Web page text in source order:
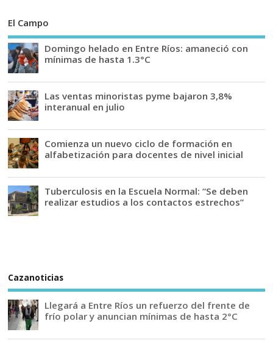
El Campo
Domingo helado en Entre Ríos: amaneció con
mínimas de hasta 1.3°C
Las ventas minoristas pyme bajaron 3,8%
interanual en julio
Comienza un nuevo ciclo de formación en
alfabetización para docentes de nivel inicial
Tuberculosis en la Escuela Normal: “Se deben
realizar estudios a los contactos estrechos”
Cazanoticias
Llegará a Entre Ríos un refuerzo del frente de
frío polar y anuncian mínimas de hasta 2°C